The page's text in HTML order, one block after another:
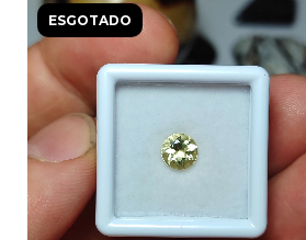
ESGOTADO